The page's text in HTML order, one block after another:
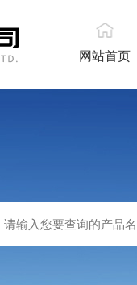
网站首页